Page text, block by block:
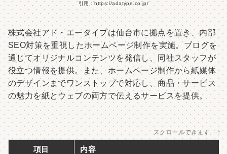
引用：https://adatype.co.jp/
株式会社アド・エータイプは仙台市に拠点を置き、内部
SEO対策を重視したホームページ制作を実施。ブログを
通じてオリジナルコンテンツを発信し、同社スタッフが
役立つ情報を提供。また、ホームページ制作から紙媒体
のデザインまでワンストップで対応し、商品・サービス
の魅力を紙とウェブの両方で伝えるサービスを提供。
スクロールできます
項目 内容